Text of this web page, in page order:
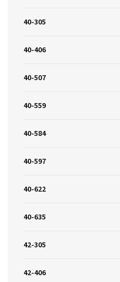
40-305
40-406
40-507
40-559
40-584
40-597
40-622
40-635
42-305
42-406